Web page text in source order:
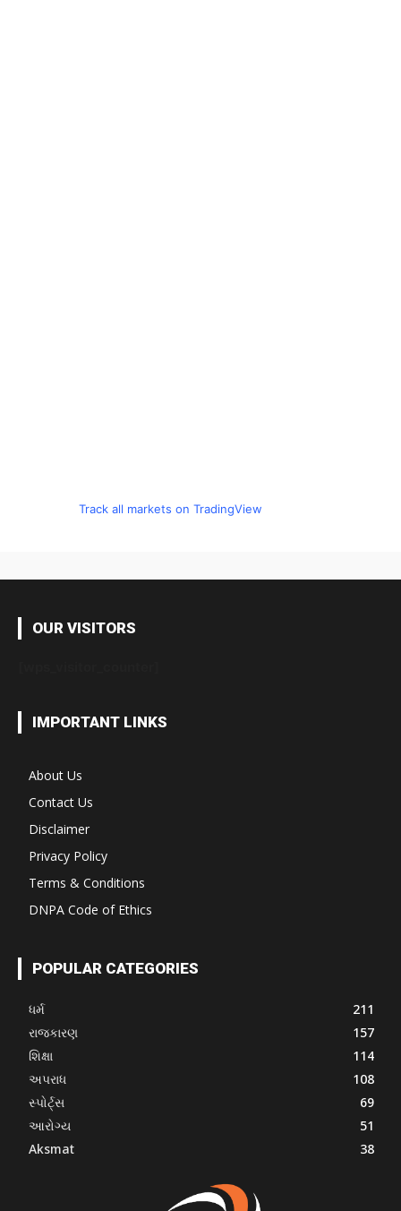
Track all markets on TradingView
OUR VISITORS
IMPORTANT LINKS
About Us
Contact Us
Disclaimer
Privacy Policy
Terms & Conditions
DNPA Code of Ethics
POPULAR CATEGORIES
ધર્મ
211
રાજકારણ
157
શિક્ષા
114
અપરાધ
108
સ્પોર્ટ્સ
69
આરોગ્ય
51
Aksmat
38